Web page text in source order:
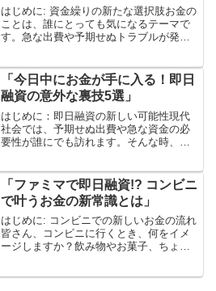
はじめに: 資金繰りの新たな選択肢お金の
ことは、誰にとっても気になるテーマで
す。急な出費や予期せぬトラブルが発生
きに頼りになるのが「アコム即日融資」
です。このサービスは...
「今日中にお金が手に入る！即日
融資の意外な裏技5選」
はじめに：即日融資の新しい可能性現代
社会では、予期せぬ出費や急な資金の必
要性が誰にでも訪れます。そんな時、多
択肢があり、どれを選べば良いのか迷う
ことも多いはず。本コラムで...
「ファミマで即日融資!? コンビニ
で叶うお金の新常識とは」
はじめに: コンビニでの新しいお金の流れ
皆さん、コンビニに行くとき、何をイメ
ージしますか？飲み物やお菓子、ちょっ